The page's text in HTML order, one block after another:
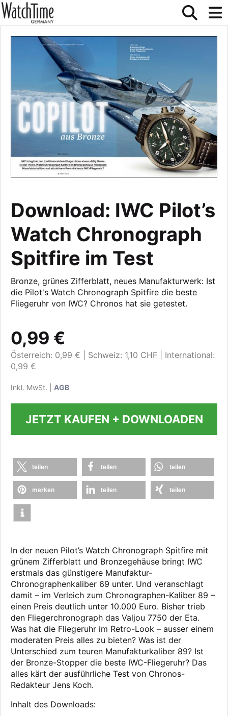
Download: IWC Pilot’s
Watch Chronograph
Spitfire im Test
Bronze, grünes Zifferblatt, neues Manufakturwerk: Ist
die Pilot's Watch Chronograph Spitfire die beste
Fliegeruhr von IWC? Chronos hat sie getestet.
0,99 €
Österreich: 0,99 € Schweiz: 1,10 CHF
International:
0,99 €
Inkl. MwSt. | AGB
JETZT KAUFEN + DOWNLOADEN
teilen teilen teilen
merken teilen teilen
In der neuen Pilot’s Watch Chronograph Spitfire mit
grünem Zifferblatt und Bronzegehäuse bringt IWC
erstmals das günstigere Manufaktur-
Chronographenkaliber 69 unter. Und veranschlagt
damit – im Verleich zum Chronographen-Kaliber 89 –
einen Preis deutlich unter 10.000 Euro. Bisher trieb
den Fliegerchronograph das Valjou 7750 der Eta.
Was hat die Fliegeruhr im Retro-Look – ausser einem
moderaten Preis alles zu bieten? Was ist der
Unterschied zum teuren Manufakturkaliber 89? Ist
der Bronze-Stopper die beste IWC-Fliegeruhr? Das
alles kärt der ausführliche Test von Chronos-
Redakteur Jens Koch.
Inhalt des Downloads: